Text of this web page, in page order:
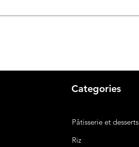
Categories
Pâtisserie et desserts
Riz